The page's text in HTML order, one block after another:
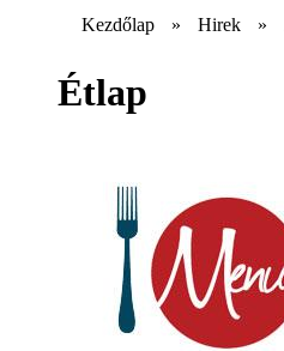
Kezdőlap » Hirek »
Étlap